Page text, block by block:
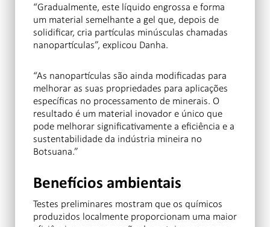
“Gradualmente, este líquido engrossa e forma
um material semelhante a gel que, depois de
solidificar, cria partículas minúsculas chamadas
nanopartículas”, explicou Danha.
“As nanopartículas são ainda modificadas para
melhorar as suas propriedades para aplicações
específicas no processamento de minerais. O
resultado é um material inovador e único que
pode melhorar significativamente a eficiência e a
sustentabilidade da indústria mineira no
Botsuana.”
Benefícios ambientais
Testes preliminares mostram que os químicos
produzidos localmente proporcionam uma maior